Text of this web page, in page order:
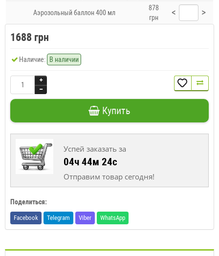
Аэрозольный баллон 400 мл
878
грн
< >
1688 грн
Наличие: В наличии
Купить
Успей заказать за
04ч 44м 23с
Отправим товар сегодня!
Поделиться:
Facebook Telegram Viber WhatsApp